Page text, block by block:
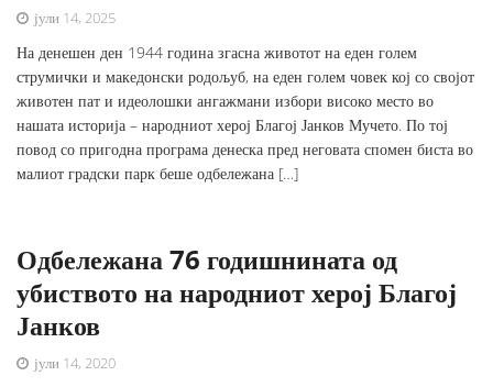
јули 14, 2025
На денешен ден 1944 година згасна животот на еден голем
струмички и македонски родољуб, на еден голем човек кој со својот
животен пат и идеолошки ангажмани избори високо место во
нашата историја – народниот херој Благој Јанков Мучето. По тој
повод со пригодна програма денеска пред неговата спомен биста во
малиот градски парк беше одбележана […]
Одбележана 76 годишнината од
убиството на народниот херој Благој
Јанков
јули 14, 2020